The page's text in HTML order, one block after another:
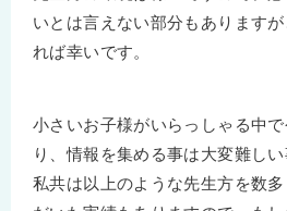
いとは言えない部分もあります
れば幸いです。
小さいお子様がいらっしゃる中
り、情報を集める事は大変難しい
私共は以上のような先生方を数